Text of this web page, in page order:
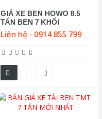
GIÁ XE BEN HOWO 8.5
TẤN BEN 7 KHỐI
Liên hệ - 0914 855 799